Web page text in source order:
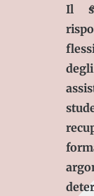
Il